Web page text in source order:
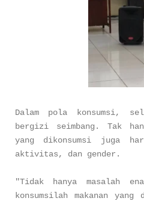
Dalam pola konsumsi,
bergizi seimbang. Tak
yang dikonsumsi juga
aktivitas, dan gender.
"Tidak hanya masalah
konsumsilah makanan